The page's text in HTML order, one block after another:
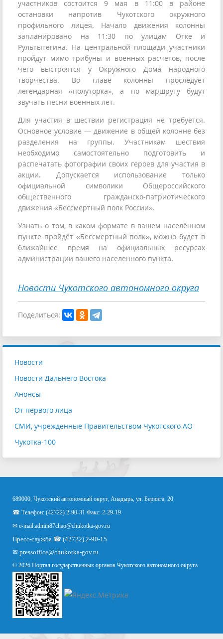
участников состоится 9 мая в 11:00 в районе
остановки напротив Чукотского окружного
профильного лицея. Начало движения колонны
запланировано на 11:30 по улицам Отке и
Рультытегина. На центральной площади участники
пройдут мимо трибуны и военных расчетов, после
чего выстроятся у Окружного Дома народного
творчества. Во главе колонны проследует
легендарная «полуторка», а по маршруту будут
звучать песни военных лет.
Для участия в шествии регистрация не требуется.
Основное условие — движение в общей колонне без
разделения на группы. Участникам шествия
необходимо самостоятельно подготовить и
распечатать фотографии своих героев для участия в
акции. Допускается использование только
официальной символики Общероссийского
общественного гражданско-патриотического
движения «Бессмертный полк России».
Узнать о том, в каком формате в вашем населённом
пункте пройдёт «Бессмертный полк», можно будет в
ближайшее время на официальных ресурсах
администрации вашего населенного пункта.
Новости Чукотского автономного округа
Поделиться:
Новости
Новости Дальнего Востока
Анонсы
От первого лица
СМИ, учрежденные Правительством Чукотского АО
Чукотка-100
689000, Чукотский автономный округ, Анадырь, ул. Беринга, 20
☎ Телефон: (42722) 2-90-31 Факс: 2-29-19
✉ e-mail:admin87chao@chukotka-gov.ru
Пресс-служба ☎ (42722) 2-90-15
✉ pressoffice@chukotka-gov.ru
© 2026 Портал государственных органов Чукотского автономного округа